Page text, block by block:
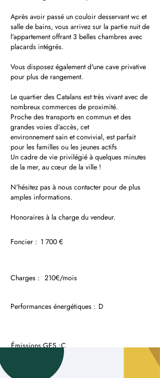
Après avoir passé un couloir desservant wc et
salle de bains, vous arrivez sur la partie nuit de
l'appartement offrant 3 belles chambres avec
placards intégrés.
Vous disposez également d'une cave privative
pour plus de rangement.
Le quartier des Catalans est très vivant avec de
nombreux commerces de proximité.
Proche des transports en commun et des
grandes voies d'accès, cet
environnement sain et convivial, est parfait
pour les familles ou les jeunes actifs
Un cadre de vie privilégié à quelques minutes
de la mer, au cœur de la ville !
N'hésitez pas à nous contacter pour de plus
amples informations.
Honoraires à la charge du vendeur.
Foncier : 1 700 €
Charges : 210€/mois
Performances énergétiques : D
Émissions GES :C